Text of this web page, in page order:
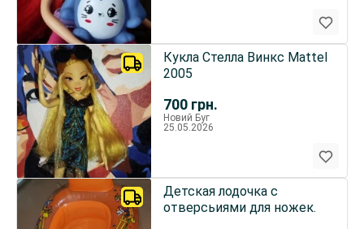
700 грн.
Кукла Стелла Винкс Mattel
2005
Новий Буг
25.05.2026
Детская лодочка с
отверсьиями для ножек.